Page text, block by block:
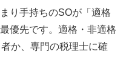
り手持ちのSOが「適格
優先です。適格・非適格
か、専門の税理士に確